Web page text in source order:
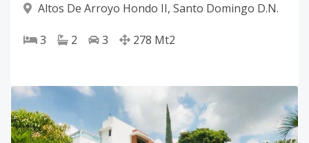
Altos De Arroyo Hondo II, Santo Domingo D.N.
3 2 3 278 Mt2